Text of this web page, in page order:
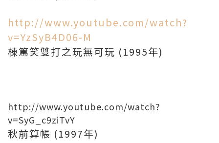
http://www.youtube.com/watch?
v=YzSyB4D06-M
棟篤笑雙打之玩無可玩 (1995年)
http://www.youtube.com/watch?
v=SyG_c9ziTvY
秋前算帳 (1997年)